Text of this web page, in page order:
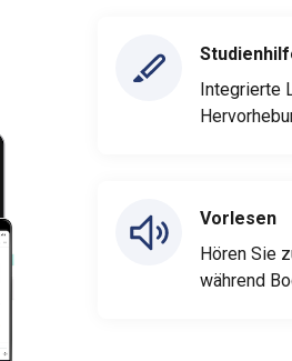
Integrierte
Vorlesen
Hören Sie
während